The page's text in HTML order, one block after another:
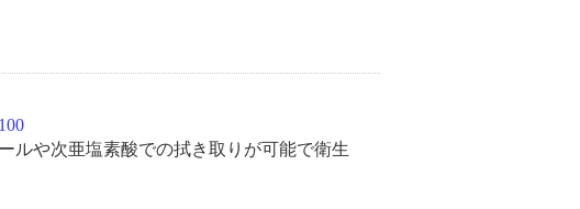
ルや次亜塩素酸での拭き取りが可能で衛生